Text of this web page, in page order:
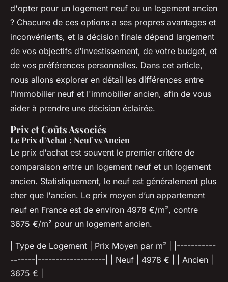
d'opter pour un logement neuf ou un logement ancien
? Chacune de ces options a ses propres avantages et
inconvénients, et la décision finale dépend largement
de vos objectifs d'investissement, de votre budget, et
de vos préférences personnelles. Dans cet article,
nous allons explorer en détail les différences entre
l'immobilier neuf et l'immobilier ancien, afin de vous
aider à prendre une décision éclairée.
Prix et Coûts Associés
Le Prix d'Achat : Neuf vs Ancien
Le prix d'achat est souvent le premier critère de
comparaison entre un logement neuf et un logement
ancien. Statistiquement, le neuf est généralement plus
cher que l'ancien. Le prix moyen d’un appartement
neuf en France est de environ 4978 €/m², contre
3675 €/m² pour un logement ancien.
| Type de Logement | Prix Moyen par m² | |-----------
-------|-------------------| | Neuf | 4978 € | | Ancien |
3675 € |